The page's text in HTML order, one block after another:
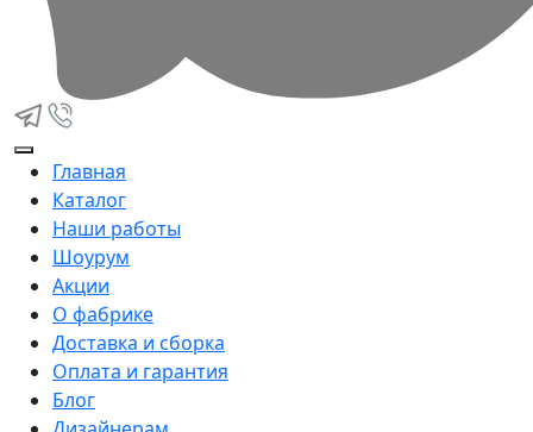
Главная
Каталог
Наши работы
Шоурум
Акции
О фабрике
Доставка и сборка
Оплата и гарантия
Блог